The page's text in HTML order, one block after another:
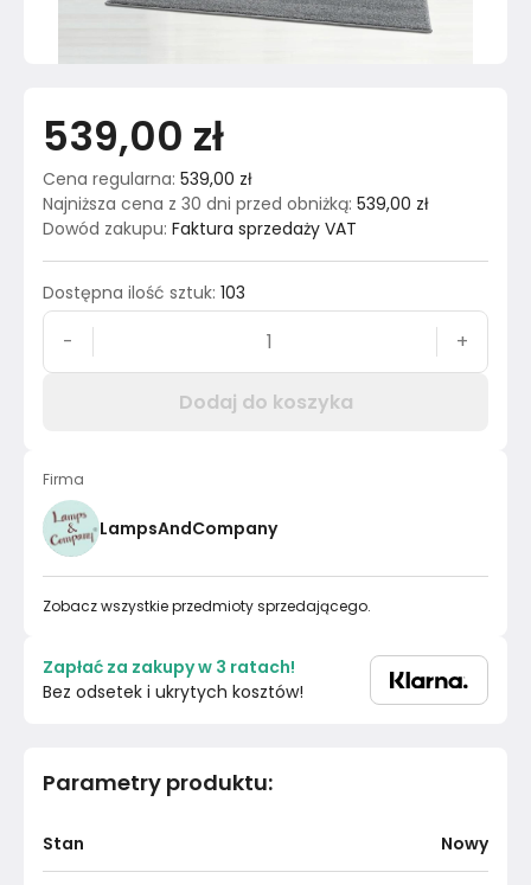
Parametry produktu:
Stan Nowy
539,00 zł
Cena regularna: 539,00 zł
Najniższa cena z 30 dni przed obniżką: 539,00 zł
Dowód zakupu: Faktura sprzedaży VAT
Dostępna ilość sztuk: 103
- +
Dodaj do koszyka
Firma
LampsAndCompany
Zobacz wszystkie przedmioty sprzedającego.
Zapłać za zakupy w 3 ratach!
Bez odsetek i ukrytych kosztów!